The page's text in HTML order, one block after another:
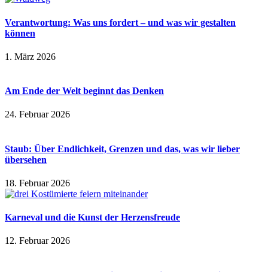
Verantwortung: Was uns fordert – und was wir gestalten
können
1. März 2026
Am Ende der Welt beginnt das Denken
24. Februar 2026
Staub: Über Endlichkeit, Grenzen und das, was wir lieber
übersehen
18. Februar 2026
Karneval und die Kunst der Herzensfreude
12. Februar 2026